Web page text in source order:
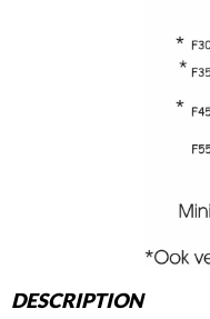
DESCRIPTION